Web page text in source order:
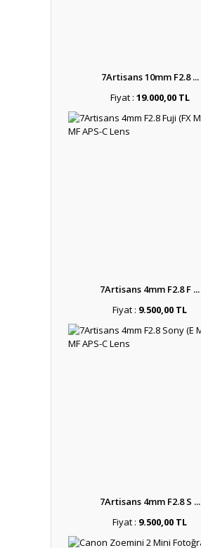
7Artisans 10mm F2.8 ...
Fiyat : 19.000,00 TL
7Artisans 4mm F2.8 F ...
Fiyat : 9.500,00 TL
7Artisans 4mm F2.8 S ...
Fiyat : 9.500,00 TL